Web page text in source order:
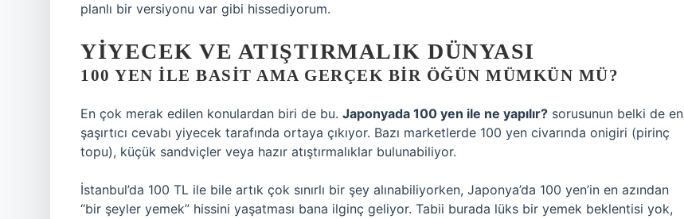
planlı bir versiyonu var gibi hissediyorum.
YIYECEK VE ATIŞTIRMALIK DÜNYASI
100 YEN ILE BASIT AMA GERÇEK BIR ÖĞÜN MÜMKÜN MÜ?
En çok merak edilen konulardan biri de bu. Japonyada 100 yen ile ne yapılır? sorusunun belki de en
şaşırtıcı cevabı yiyecek tarafında ortaya çıkıyor. Bazı marketlerde 100 yen civarında onigiri (pirinç
topu), küçük sandviçler veya hazır atıştırmalıklar bulunabiliyor.
İstanbul’da 100 TL ile bile artık çok sınırlı bir şey alınabiliyorken, Japonya’da 100 yen’in en azından
“bir şeyler yemek” hissini yaşatması bana ilginç geliyor. Tabii burada lüks bir yemek beklentisi yok,